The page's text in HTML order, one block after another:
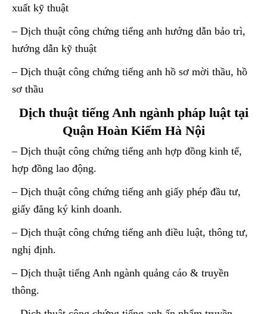
xuất kỹ thuật
– Dịch thuật công chứng tiếng anh hướng dẫn bảo trì,
hướng dẫn kỹ thuật
– Dịch thuật công chứng tiếng anh hồ sơ mời thầu, hồ
sơ thầu
Dịch thuật tiếng Anh ngành pháp luật tại
Quận Hoàn Kiếm Hà Nội
– Dịch thuật công chứng tiếng anh hợp đồng kinh tế,
hợp đồng lao động.
– Dịch thuật công chứng tiếng anh giấy phép đầu tư,
giấy đăng ký kinh doanh.
– Dịch thuật công chứng tiếng anh điều luật, thông tư,
nghị định.
– Dịch thuật tiếng Anh ngành quảng cáo & truyền
thông.